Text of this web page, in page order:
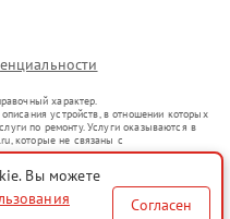
характер.
устройств, в отношении которых
по ремонту. Услуги оказываются в
которые не связаны с
представителями.
в гражданский оборот в соответствии
индивидуализации услуг или введения
о предоставляемых услугах по
Вы можете
Согласен